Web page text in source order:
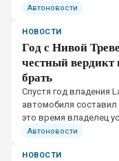
их популярность
Автоновости
НОВОСТИ
Год с Нивой
честный
брать
Спустя год владения
автомобиля
это время владелец
от салона до раздатки.
Автоновости
НОВОСТИ